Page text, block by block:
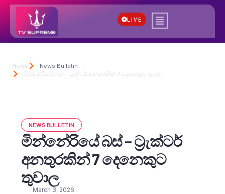
LIVE
Home
News Bulletin
මින්නේරියේ බස් – ට්‍රැක්ටර් අනතුරකින් 7 දෙනෙකුට තුවාල
NEWS BULLETIN
මින්නේරියේ බස් – ට්‍රැක්ටර්
අනතුරකින් 7 දෙනෙකුට
තුවාල
March 3, 2026